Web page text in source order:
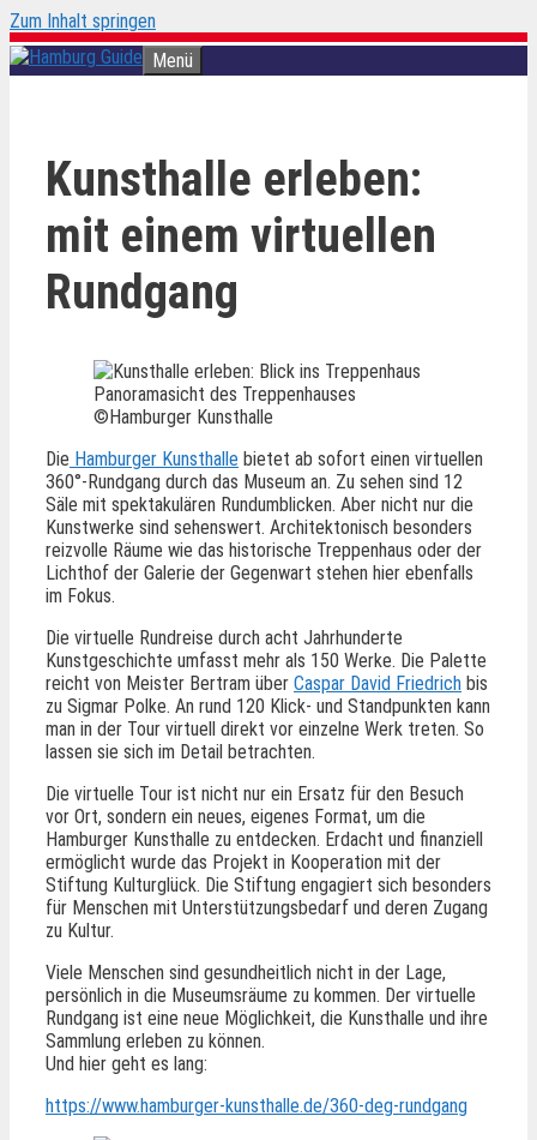
Zum Inhalt springen
Menü
Kunsthalle erleben:
mit einem virtuellen
Rundgang
Panoramasicht des Treppenhauses
©Hamburger Kunsthalle
Die Hamburger Kunsthalle bietet ab sofort einen virtuellen
360°-Rundgang durch das Museum an. Zu sehen sind 12
Säle mit spektakulären Rundumblicken. Aber nicht nur die
Kunstwerke sind sehenswert. Architektonisch besonders
reizvolle Räume wie das historische Treppenhaus oder der
Lichthof der Galerie der Gegenwart stehen hier ebenfalls
im Fokus.
Die virtuelle Rundreise durch acht Jahrhunderte
Kunstgeschichte umfasst mehr als 150 Werke. Die Palette
reicht von Meister Bertram über Caspar David Friedrich bis
zu Sigmar Polke. An rund 120 Klick- und Standpunkten kann
man in der Tour virtuell direkt vor einzelne Werk treten. So
lassen sie sich im Detail betrachten.
Die virtuelle Tour ist nicht nur ein Ersatz für den Besuch
vor Ort, sondern ein neues, eigenes Format, um die
Hamburger Kunsthalle zu entdecken. Erdacht und finanziell
ermöglicht wurde das Projekt in Kooperation mit der
Stiftung Kulturglück. Die Stiftung engagiert sich besonders
für Menschen mit Unterstützungsbedarf und deren Zugang
zu Kultur.
Viele Menschen sind gesundheitlich nicht in der Lage,
persönlich in die Museumsräume zu kommen. Der virtuelle
Rundgang ist eine neue Möglichkeit, die Kunsthalle und ihre
Sammlung erleben zu können.
Und hier geht es lang:
https://www.hamburger-kunsthalle.de/360-deg-rundgang